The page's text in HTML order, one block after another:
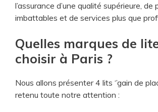
l’assurance d’une qualité supérieure, de
imbattables et de services plus que
Quelles marques de
choisir à Paris ?
Nous allons présenter 4 lits ‘’gain de
retenu toute notre attention :